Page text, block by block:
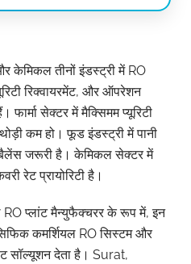
केमिकल तीनों इंडस्ट्री में RO
रिक्वायरमेंट, और ऑपरेशन
सेक्टर में मैक्सिमम प्यूरिटी
थोड़ी कम हो। फूड इंडस्ट्री में पानी
बैलेंस जरूरी है। केमिकल सेक्टर में
रेट प्रायोरिटी है।
प्लांट मैन्युफैक्चरर के रूप में, इन
कमर्शियल RO सिस्टम और
सॉल्यूशन देता है। Surat,